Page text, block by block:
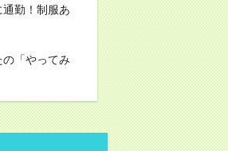
勤！制服あ
「やってみ